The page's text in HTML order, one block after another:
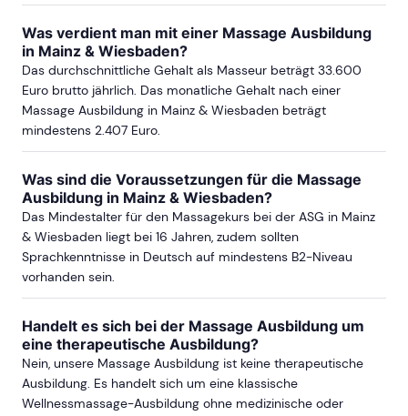
ab Sa, 7. November 2026
ab Sa, 13. Februar 2027
ab Sa, 19. Juni 2027
ab Sa, 23. Oktober 2027
BONN
ab Sa, 17. April 2027
Was verdient man mit einer Massage Ausbildung
in Mainz & Wiesbaden?
Das durchschnittliche Gehalt als Masseur beträgt 33.600
Euro brutto jährlich. Das monatliche Gehalt nach einer
Massage Ausbildung in Mainz & Wiesbaden beträgt
mindestens 2.407 Euro.
Was sind die Voraussetzungen für die Massage
Ausbildung in Mainz & Wiesbaden?
Das Mindestalter für den Massagekurs bei der ASG in Mainz
& Wiesbaden liegt bei 16 Jahren, zudem sollten
Sprachkenntnisse in Deutsch auf mindestens B2-Niveau
vorhanden sein.
Handelt es sich bei der Massage Ausbildung um
eine therapeutische Ausbildung?
Nein, unsere Massage Ausbildung ist keine therapeutische
Ausbildung. Es handelt sich um eine klassische
Wellnessmassage-Ausbildung ohne medizinische oder